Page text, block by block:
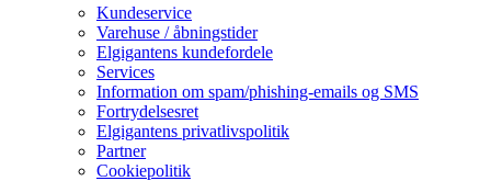
Kundeservice
Varehuse / åbningstider
Elgigantens kundefordele
Services
Information om spam/phishing-emails og SMS
Fortrydelsesret
Elgigantens privatlivspolitik
Partner
Cookiepolitik